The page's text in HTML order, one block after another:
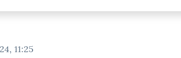
11:25